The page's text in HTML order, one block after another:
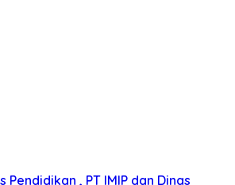
, PT IMIP dan Dinas